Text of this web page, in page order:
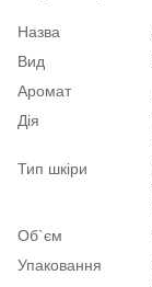
Назва
Вид
Аромат
Дія
Тип шкіри
Об`єм
Упаковання